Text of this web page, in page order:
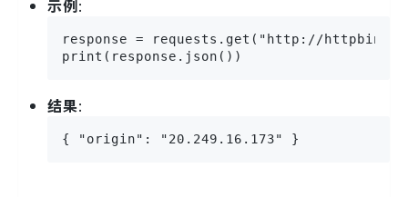
示例:
response = requests.get("http://
print(response.json())
结果:
{ "origin": "20.249.16.173" }